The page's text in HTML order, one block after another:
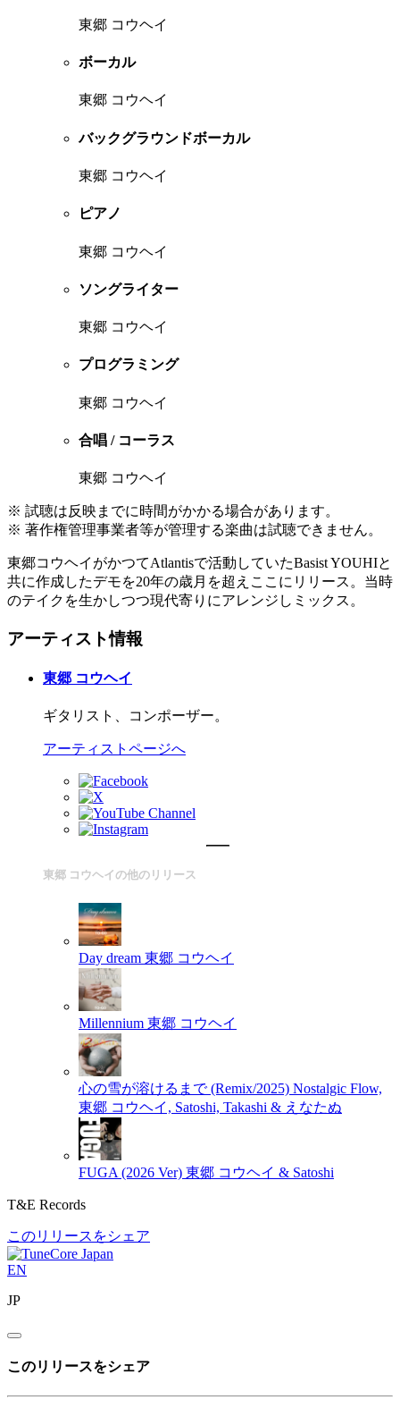
東郷 コウヘイ
ボーカル
東郷 コウヘイ
バックグラウンドボーカル
東郷 コウヘイ
ピアノ
東郷 コウヘイ
ソングライター
東郷 コウヘイ
プログラミング
東郷 コウヘイ
合唱 / コーラス
東郷 コウヘイ
※ 試聴は反映までに時間がかかる場合があります。
※ 著作権管理事業者等が管理する楽曲は試聴できません。
東郷コウヘイがかつてAtlantisで活動していたBasist YOUHIと
共に作成したデモを20年の歳月を超えここにリリース。当時
のテイクを生かしつつ現代寄りにアレンジしミックス。
アーティスト情報
東郷 コウヘイ
ギタリスト、コンポーザー。
アーティストページへ
東郷 コウヘイの他のリリース
Day dream 東郷 コウヘイ
Millennium 東郷 コウヘイ
心の雪が溶けるまで (Remix/2025) Nostalgic Flow,
東郷 コウヘイ, Satoshi, Takashi & えなたぬ
FUGA (2026 Ver) 東郷 コウヘイ & Satoshi
T&E Records
このリリースをシェア
EN
JP
このリリースをシェア